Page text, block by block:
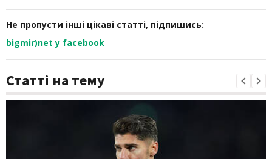
Не пропусти інші цікаві статті, підпишись:
bigmir)net у facebook
Статті на тему